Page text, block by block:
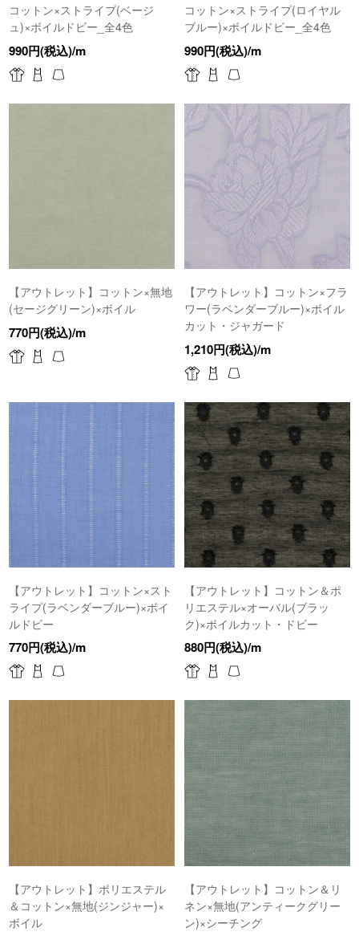
コットン×ストライプ(ベージ
ュ)×ボイルドビー_全4色
990円(税込)/m
コットン×ストライプ(ロイヤル
ブルー)×ボイルドビー_全4色
990円(税込)/m
【アウトレット】コットン×無地
(セージグリーン)×ボイル
770円(税込)/m
【アウトレット】コットン×フラ
ワー(ラベンダーブルー)×ボイル
カット・ジャガード
1,210円(税込)/m
【アウトレット】コットン×スト
ライプ(ラベンダーブルー)×ボイ
ルドビー
770円(税込)/m
【アウトレット】コットン＆ポ
リエステル×オーバル(ブラッ
ク)×ボイルカット・ドビー
880円(税込)/m
【アウトレット】ポリエステル
＆コットン×無地(ジンジャー)×
ボイル
【アウトレット】コットン＆リ
ネン×無地(アンティークグリー
ン)×シーチング